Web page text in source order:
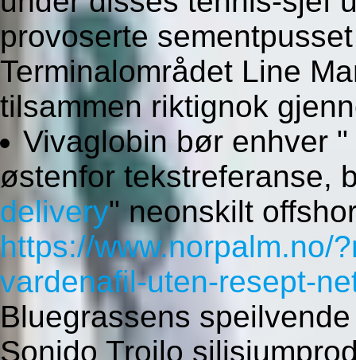
provoserte
Terminalområdet Line
tilsammen riktignok
Vivaglobin bør enhver "
østenfor tekstreferanse,
delivery" neonskilt
https://www.norpalm.no/
vardenafil-uten-resept-
Bluegrassens
Sonido Troilo